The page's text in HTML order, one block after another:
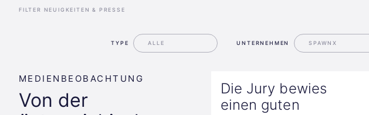
FILTER NEUIGKEITEN & PRESSE
TYPE UNTERNEHMEN
MEDIENBEOBACHTUNG
Von der
Die Jury bewies
einen guten